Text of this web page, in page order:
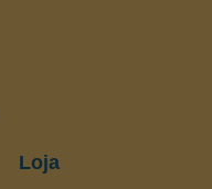
Loja